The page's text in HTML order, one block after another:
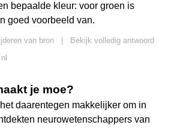
bepaalde kleur: voor groen is
goed voorbeeld van.
van bron
Bekijk volledig antwoord
je moe?
daarentegen makkelijker om in
neurowetenschappers van